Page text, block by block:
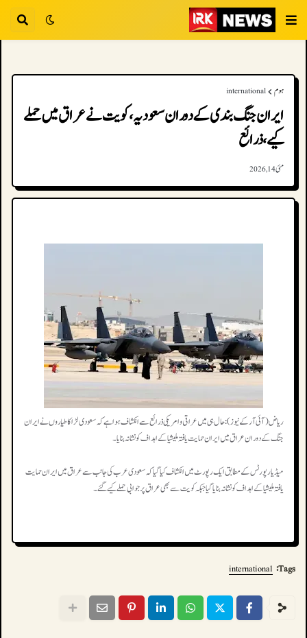
ہوم international
ایران جنگ بندی کے دوران سعودیہ، کویت نے عراق میں حملے
کیے، ذرائع
مئی 14, 2026
ریاض (آئی آر کے نیوز): حال ہی میں عراقی و امریکی ذرائع سے انکشاف ہوا ہے کہ سعودی لڑاکا طیاروں نے ایران
جنگ کے دوران عراق میں ایران حمایت یافتہ ملیشیا کے اہداف کو نشانہ بنایا۔
میڈیا رپورٹس کے مطابق ایک رپورٹ میں انکشاف کیا گیا کہ سعودی عرب کی جانب سے عراق میں ایران حمایت
یافتہ ملیشیا کے اہداف کو نشانہ بنایا گیا جبکہ کویت سے بھی عراق پر جوابی حملے کیے گئے۔
Tags:
international